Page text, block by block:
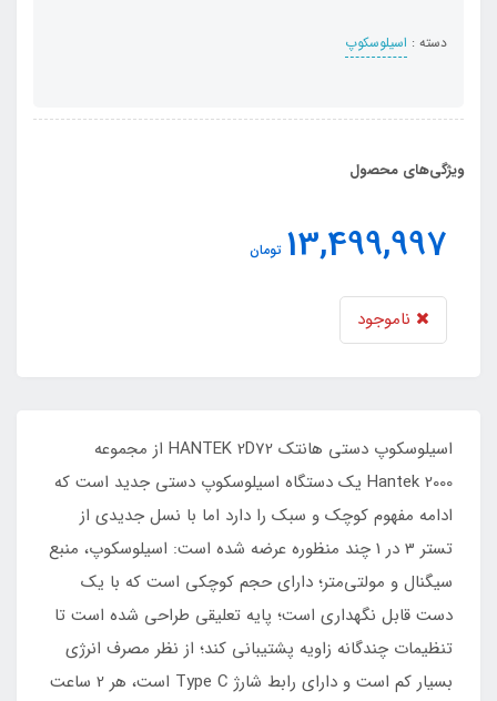
دسته : اسیلوسکوپ
ویژگی‌های محصول
13,499,997 تومان
ناموجود
اسیلوسکوپ دستی هانتک HANTEK 2D72 از مجموعه
Hantek 2000 یک دستگاه اسیلوسکوپ دستی جدید است که
ادامه مفهوم کوچک و سبک را دارد اما با نسل جدیدی از
تستر 3 در 1 چند منظوره عرضه شده است: اسیلوسکوپ، منبع
سیگنال و مولتی‌متر؛ دارای حجم کوچکی است که با یک
دست قابل نگهداری است؛ پایه تعلیقی طراحی شده است تا
تنظیمات چندگانه زاویه پشتیبانی کند؛ از نظر مصرف انرژی
بسیار کم است و دارای رابط شارژ Type C است، هر 2 ساعت